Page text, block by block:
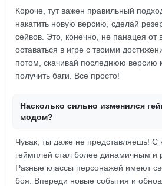
Короче, тут важен правильный
накатить новую версию, сделай
сейвов. Это, конечно, не панацея от
оставаться в игре с твоими
потом, скачивай последнюю версию
получить баги. Все просто!
Насколько сильно изменился
модом?
Чувак, ты даже не представляешь!
геймплей стал более динамичным и
Разные классы персонажей имеют
боя. Впереди новые события и